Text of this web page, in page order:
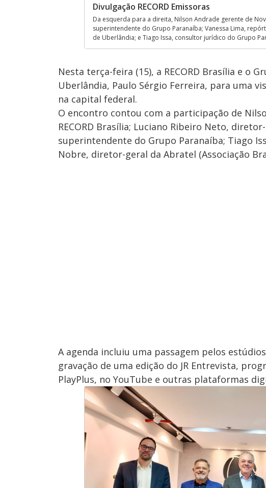
Divulgação RECORD Emissoras
Da esquerda para a direita, Nilson Andrade gerente de
superintendente do Grupo Paranaíba; Vanessa Lima,
de Uberlândia; e Tiago Issa, consultor jurídico do Grupo
Nesta terça-feira (15), a RECORD Brasília e o
Uberlândia, Paulo Sérgio Ferreira, para uma
na capital federal.
O encontro contou com a participação de
RECORD Brasília; Luciano Ribeiro Neto,
superintendente do Grupo Paranaíba; Tiago
Nobre, diretor-geral da Abratel (Associação
A agenda incluiu uma passagem pelos
gravação de uma edição do JR Entrevista,
PlayPlus, no YouTube e outras plataformas